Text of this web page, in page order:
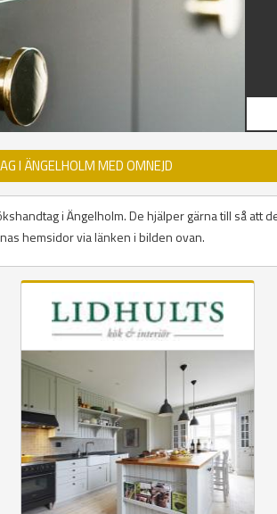
I ÄNGELHOLM MED OMNEJD
i Ängelholm. De hjälper gärna till så att
hemsidor via länken i bilden ovan.